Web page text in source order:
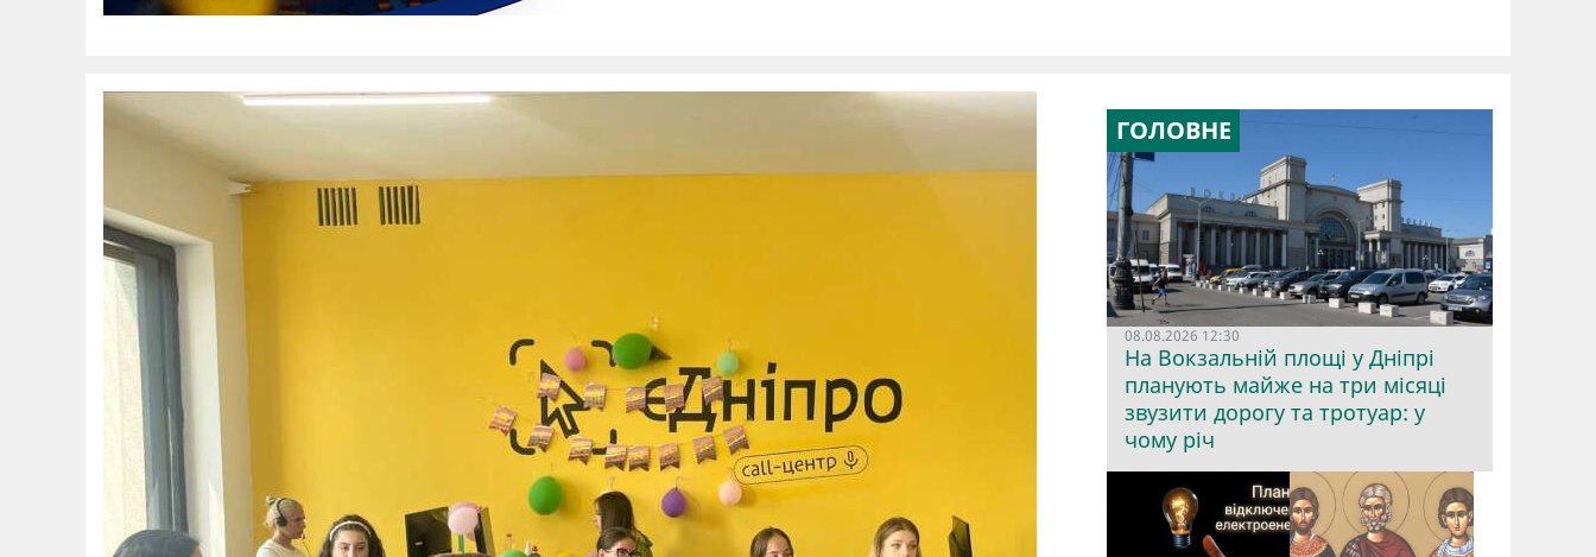
ГОЛОВНЕ
08.08.2026 12:30
На Вокзальній площі у Дніпрі
планують майже на три місяці
звузити дорогу та тротуар: у
чому річ